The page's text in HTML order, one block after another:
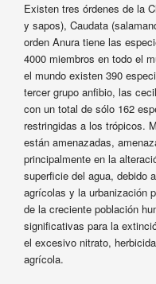
Existen tres órdenes de la
y sapos), Caudata
orden Anura tiene las
4000 miembros en todo el
el mundo existen 390
tercer grupo anfibio, las
con un total de sólo 162
restringidas a los trópicos.
están amenazadas,
principalmente en la
superficie del agua, debido
agrícolas y la urbanización
de la creciente población
significativas para la
el excesivo nitrato,
agrícola.